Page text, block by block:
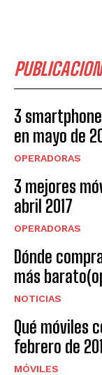
3
en mayo de
OPERADORAS
3 mejores
abril 2017
OPERADORAS
Dónde
más
NOTICIAS
Qué móviles
febrero de
MÓVILES